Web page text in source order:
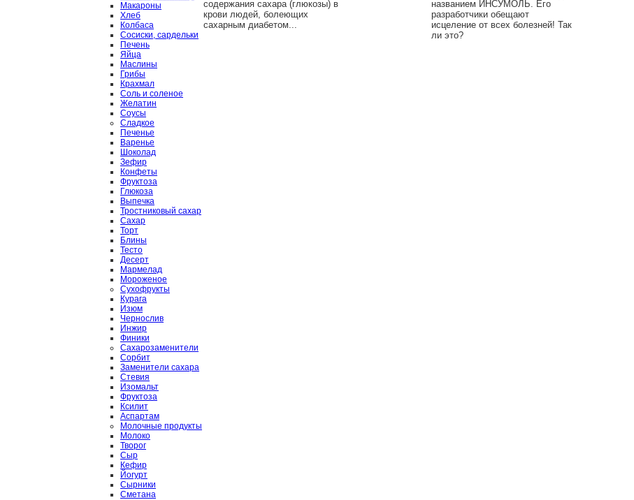
Макароны
Хлеб
Колбаса
Сосиски, сардельки
Печень
Яйца
Маслины
Грибы
Крахмал
Соль и соленое
Желатин
Соусы
Сладкое
Печенье
Варенье
Шоколад
Зефир
Конфеты
Фруктоза
Глюкоза
Выпечка
Тростниковый сахар
Сахар
Торт
Блины
Тесто
Десерт
Мармелад
Мороженое
Сухофрукты
Курага
Изюм
Чернослив
Инжир
Финики
Сахарозаменители
Сорбит
Заменители сахара
Стевия
Изомальт
Фруктоза
Ксилит
Аспартам
Молочные продукты
Молоко
Творог
Сыр
Кефир
Йогурт
Сырники
Сметана
содержания сахара (глюкозы) в
крови людей, болеющих
сахарным диабетом...
названием ИНСУМОЛЬ. Его
разработчики обещают
исцеление от всех болезней! Так
ли это?